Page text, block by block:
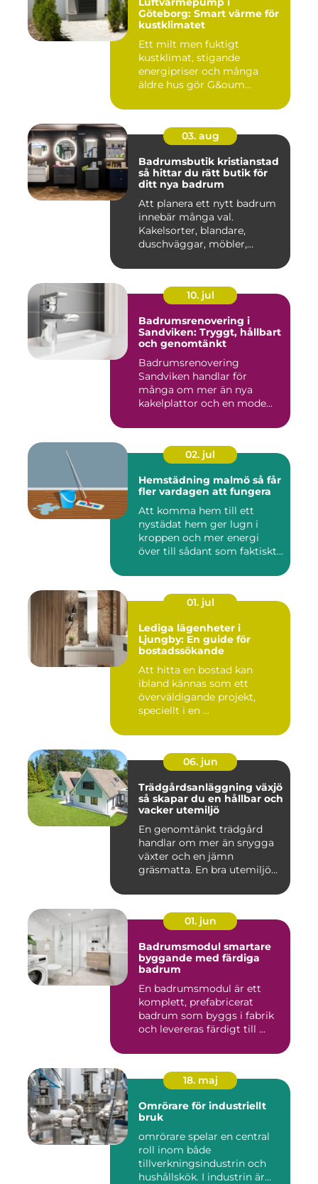
Göteborg: Smart värme för
kustklimatet
Ett milt men fuktigt
kustklimat, stigande
energipriser och många
äldre hus gör G&oum...
03. aug
Badrumsbutik kristianstad
så hittar du rätt butik för
ditt nya badrum
Att planera ett nytt badrum
innebär många val.
Kakelsorter, blandare,
duschväggar, möbler,
10. jul
Badrumsrenovering i
Sandviken: Tryggt, hållbart
och genomtänkt
Badrumsrenovering
Sandviken handlar för
många om mer än nya
kakelplattor och en mode...
02. jul
Hemstädning malmö så får
fler vardagen att fungera
Att komma hem till ett
nystädat hem ger lugn i
kroppen och mer energi
över till sådant som faktiskt
01. jul
Lediga lägenheter i
Ljungby: En guide för
bostadssökande
Att hitta en bostad kan
ibland kännas som ett
överväldigande projekt,
speciellt i en ...
06. jun
Trädgårdsanläggning växjö
så skapar du en hållbar och
vacker utemiljö
En genomtänkt trädgård
handlar om mer än snygga
växter och en jämn
gräsmatta. En bra utemiljö
01. jun
Badrumsmodul smartare
byggande med färdiga
badrum
En badrumsmodul är ett
komplett, prefabricerat
badrum som byggs i fabrik
och levereras färdigt till ...
18. maj
Omrörare för industriellt
bruk
omrörare spelar en central
roll inom både
tillverkningsindustrin och
hushållskök. I industrin är